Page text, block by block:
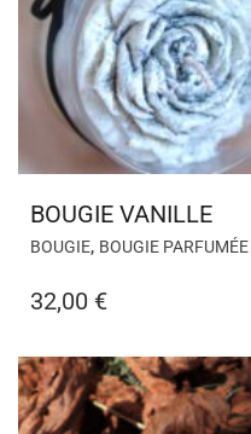
BOUGIE VANILLE
BOUGIE, BOUGIE PARFUMÉE
32,00 €